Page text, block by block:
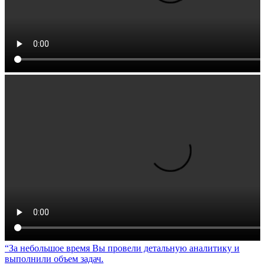
За небольшое время Вы провели детальную аналитику и
выполнили объем задач.